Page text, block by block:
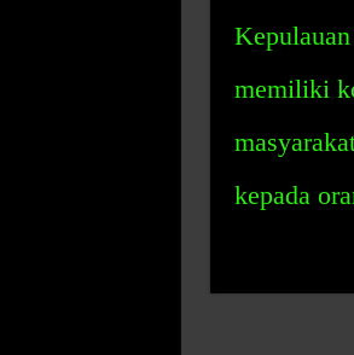
memiliki
kepada